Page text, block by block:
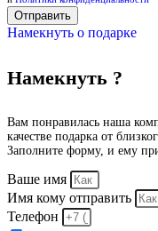
Отправить
Намекнуть о подарке
Намекнуть ?
Вам понравилась наша
качестве подарка от
Заполните форму, и ему
Ваше имя
Имя кому отправить
Телефон